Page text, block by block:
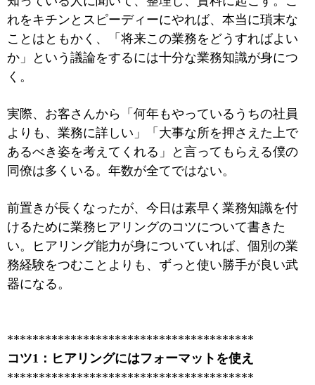
れをキチンとスピーディーにやれば、本当に瑣末な
ことはともかく、「将来この業務をどうすればよい
か」という議論をするには十分な業務知識が身につ
く。
実際、お客さんから「何年もやっているうちの社員
よりも、業務に詳しい」「大事な所を押さえた上で
あるべき姿を考えてくれる」と言ってもらえる僕の
同僚は多くいる。年数が全てではない。
前置きが長くなったが、今日は素早く業務知識を付
けるために業務ヒアリングのコツについて書きた
い。ヒアリング能力が身についていれば、個別の業
務経験をつむことよりも、ずっと使い勝手が良い武
器になる。
***************************************
コツ1：ヒアリングにはフォーマットを使え
***************************************